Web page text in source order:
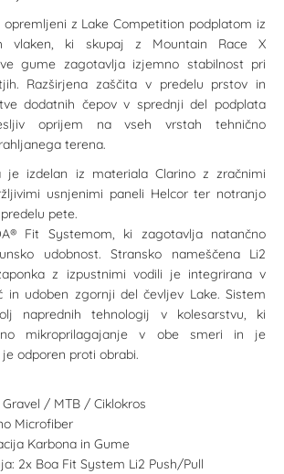
opremljeni z Lake Competition podplatom iz
vlaken, ki skupaj z Mountain Race X
gume zagotavlja izjemno stabilnost pri
Razširjena zaščita v predelu prstov in
dodatnih čepov v sprednji del podplata
oprijem na vseh vrstah tehnično
terena.
je izdelan iz materiala Clarino z zračnimi
usnjenimi paneli Helcor ter notranjo
pete.
Fit Systemom, ki zagotavlja natančno
udobnost. Stransko nameščena Li2
z izpustnimi vodili je integrirana v
in udoben zgornji del čevljev Lake. Sistem
naprednih tehnologij v kolesarstvu, ki
mikroprilagajanje v obe smeri in je
odporen proti obrabi.
/ MTB / Ciklokros
Microfiber
Karbona in Gume
2x Boa Fit System Li2 Push/Pull